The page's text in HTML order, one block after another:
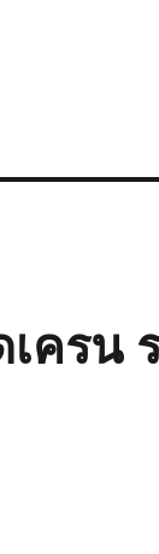
ครน